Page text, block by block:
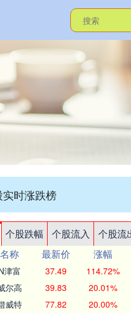
时涨跌榜
个股跌幅 个股流入 个股流
名称 最新价 涨幅
津富 37.49 114.72%
尔高 39.83 20.01%
威特 77.82 20.00%